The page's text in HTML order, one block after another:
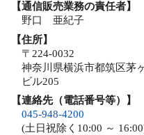
【通信販売業務の責任者】
野口 亜紀子
【住所】
〒224-0032
神奈川県横浜市都筑区茅
ビル205
【連絡先（電話番号等）】
045-948-4200
(土日祝除く10:00 ～